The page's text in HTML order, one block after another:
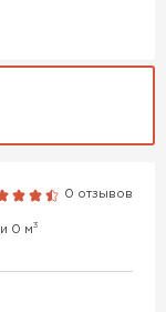
0 отзывов
0 м3